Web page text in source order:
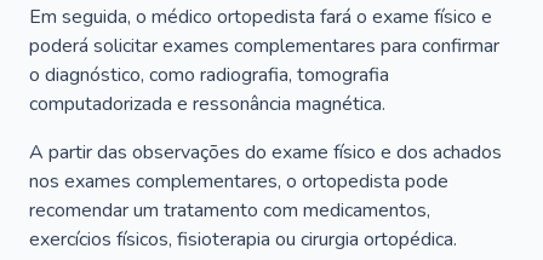
Em seguida, o médico ortopedista fará o exame físico e
poderá solicitar exames complementares para confirmar
o diagnóstico, como radiografia, tomografia
computadorizada e ressonância magnética.
A partir das observações do exame físico e dos achados
nos exames complementares, o ortopedista pode
recomendar um tratamento com medicamentos,
exercícios físicos, fisioterapia ou cirurgia ortopédica.